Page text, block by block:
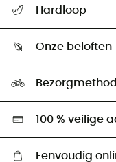
Mijn zending volgen
Retourzendingen &
Hardloop
Ambassadeurs
Onze beloften
Hardgreen
100 % veilige
Eenvoudig